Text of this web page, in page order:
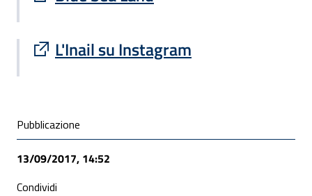
L'Inail su Instagram
Sito esterno : apre una nuova finestra
Condivisione social
Pubblicazione
13/09/2017, 14:52
Condividi